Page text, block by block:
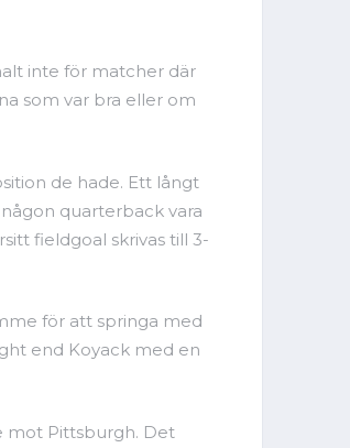
inte för matcher där
som var bra eller om
de hade. Ett långt
quarterback vara
fieldgoal skrivas till 3-
för att springa med
end Koyack med en
mot Pittsburgh. Det